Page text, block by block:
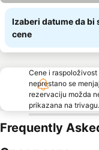
Izaberi datume da bi
cene
Cene i
neprestano se
rezervaciju možda
prikazana na trivagu.
Frequently